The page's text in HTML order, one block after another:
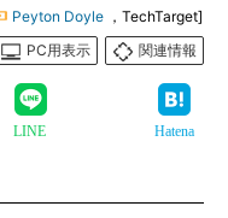
Peyton Doyle ，TechTarget]
PC用表示
関連情報
LINE Hatena